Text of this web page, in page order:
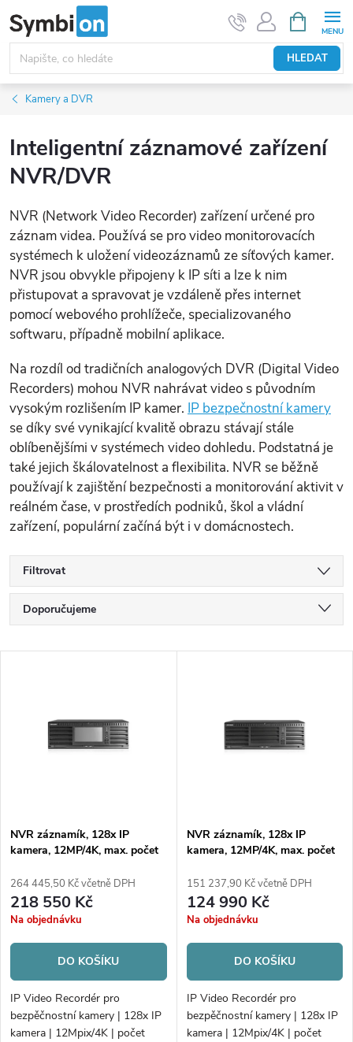
na
obsah
HLEDAT
NÁKUPNÍ
KOŠÍK
Kamery a DVR
Inteligentní záznamové zařízení
NVR/DVR
NVR (Network Video Recorder) zařízení určené pro
záznam videa. Používá se pro video monitorovacích
systémech k uložení videozáznamů ze síťových kamer.
NVR jsou obvykle připojeny k IP síti a lze k nim
přistupovat a spravovat je vzdáleně přes internet
pomocí webového prohlížeče, specializovaného
softwaru, případně mobilní aplikace.
Na rozdíl od tradičních analogových DVR (Digital Video
Recorders) mohou NVR nahrávat video s původním
vysokým rozlišením IP kamer. IP bezpečnostní kamery
se díky své vynikající kvalitě obrazu stávají stále
oblíbenějšími v systémech video dohledu. Podstatná je
také jejich škálovatelnost a flexibilita. NVR se běžně
používají k zajištění bezpečnosti a monitorování aktivit v
reálném čase, v prostředích podniků, škol a vládní
zařízení, populární začíná být i v domácnostech.
Filtrovat
a
z
u
k
ů
Doporučujeme
Abecedně
d
u
k
t
ů
NVR záznamík, 128x IP
kamera, 12MP/4K, max. počet
264 445,50 Kč včetně DPH
218 550 Kč
Na objednávku
DO KOŠÍKU
IP Video Recordér pro
bezpěčnostní kamery | 128x IP
kamera | 12Mpix/4K | počet
NVR záznamík, 128x IP
kamera, 12MP/4K, max. počet
151 237,90 Kč včetně DPH
124 990 Kč
Na objednávku
DO KOŠÍKU
IP Video Recordér pro
bezpěčnostní kamery | 128x IP
kamera | 12Mpix/4K | počet